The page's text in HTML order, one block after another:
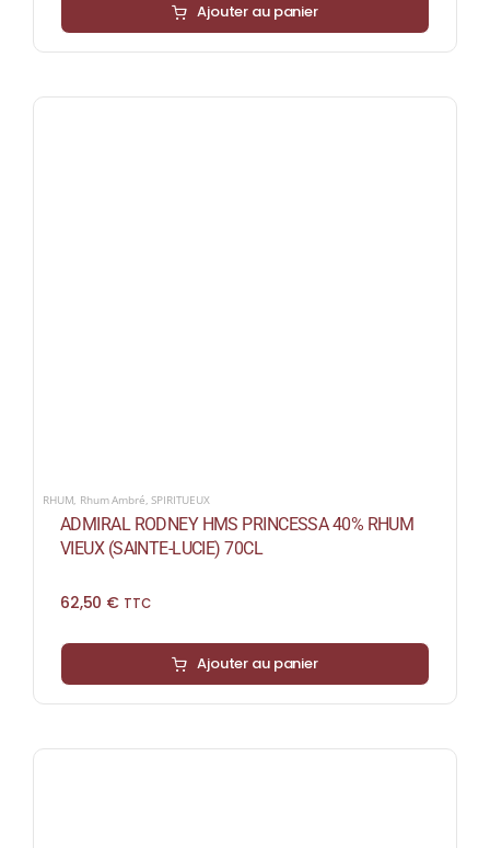
Ajouter au panier
RHUM, Rhum Ambré,SPIRITUEUX
ADMIRAL RODNEY HMS PRINCESSA 40% RHUM
VIEUX (SAINTE-LUCIE) 70CL
62,50 € TTC
Ajouter au panier